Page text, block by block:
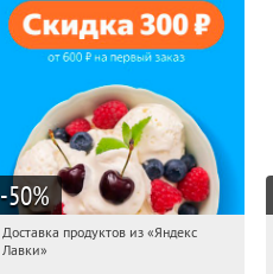
-50%
15:31:20 Получили:
Доставка продуктов из «Яндекс
Лавки»